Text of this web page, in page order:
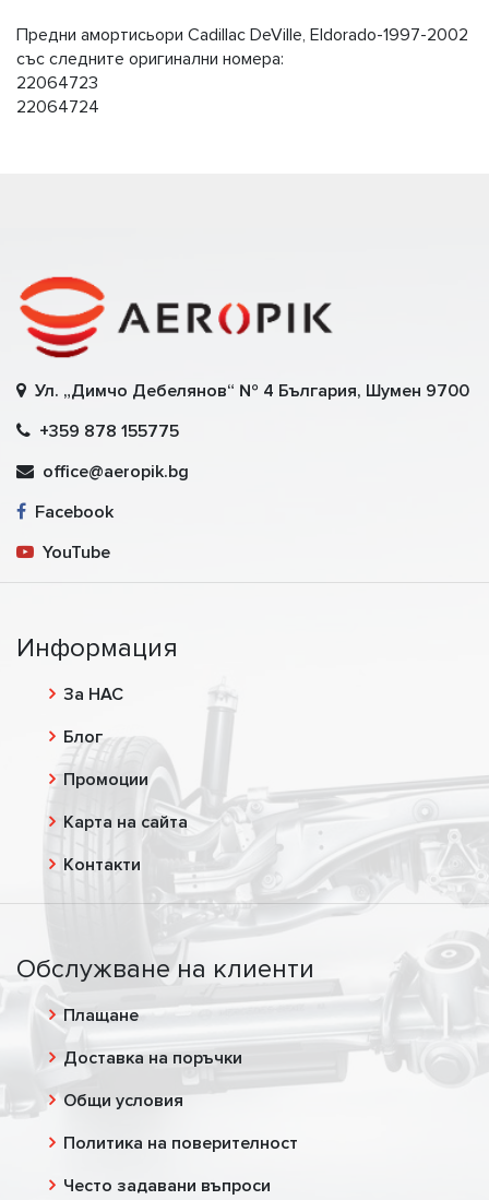
Предни амортисьори Cadillac DeVille, Eldorado-1997-2002
със следните оригинални номера:
22064723
22064724
Ул. „Димчо Дебелянов“ № 4 България, Шумен 9700
+359 878 155775
office@aeropik.bg
Facebook
YouTube
Информация
За НАС
Блог
Промоции
Карта на сайта
Контакти
Обслужване на клиенти
Плащане
Доставка на поръчки
Общи условия
Политика на поверителност
Често задавани въпроси